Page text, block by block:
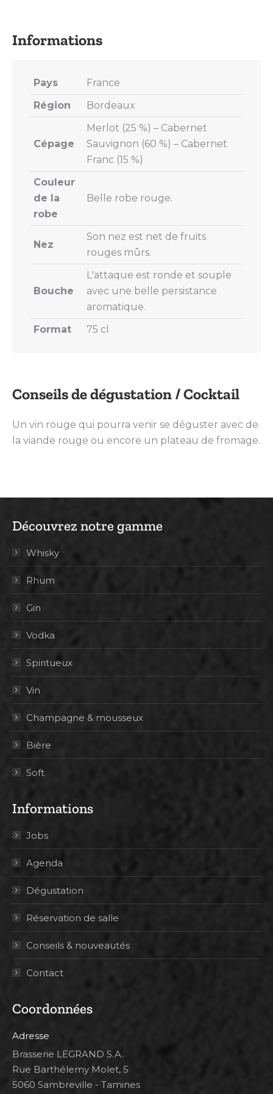
Conseils de dégustation / Cocktail
Un vin rouge qui pourra venir se déguster avec de
la viande rouge ou encore un plateau de fromage.
Pays
France
Région
Bordeaux
Cépage
Merlot (25 %) – Cabernet
Sauvignon (60 %) – Cabernet
Franc (15 %)
Couleur
de la
robe
Belle robe rouge.
Nez
Son nez est net de fruits
rouges mûrs.
Bouche
L'attaque est ronde et souple
avec une belle persistance
aromatique.
Format
75 cl
Découvrez notre gamme
Whisky
Rhum
Gin
Vodka
Spiritueux
Vin
Champagne & mousseux
Bière
Soft
Informations
Jobs
Agenda
Dégustation
Réservation de salle
Conseils & nouveautés
Contact
Coordonnées
Adresse
Brasserie LEGRAND S.A.
Rue Barthélemy Molet, 5
5060 Sambreville - Tamines